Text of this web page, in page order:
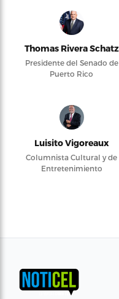
Thomas Rivera Schatz
Presidente del Senado de
Puerto Rico
Luisito Vigoreaux
Columnista Cultural y de
Entretenimiento